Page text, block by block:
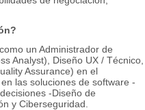
un Administrador de
Analyst), Diseño UX / Técnico,
Assurance) en el
las soluciones de software -
-Diseño de
y Ciberseguridad.